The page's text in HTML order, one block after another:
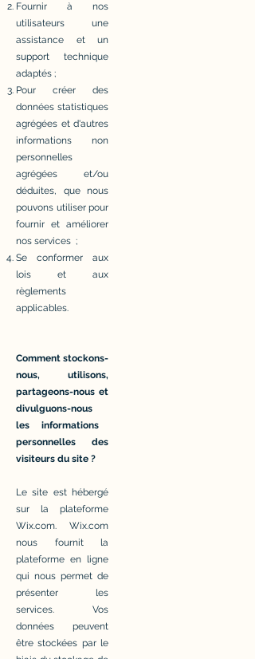
Fournir à nos
utilisateurs une
assistance et un
support technique
adaptés ;
Pour créer des
données statistiques
agrégées et d'autres
informations non
personnelles
agrégées et/ou
déduites, que nous
pouvons utiliser pour
fournir et améliorer
nos services ;
Se conformer aux
lois et aux
règlements
applicables.
Comment stockons-
nous, utilisons,
partageons-nous et
divulguons-nous
les informations
personnelles des
visiteurs du site ?
Le site est hébergé
sur la plateforme
Wix.com. Wix.com
nous fournit la
plateforme en ligne
qui nous permet de
présenter les
services. Vos
données peuvent
être stockées par le